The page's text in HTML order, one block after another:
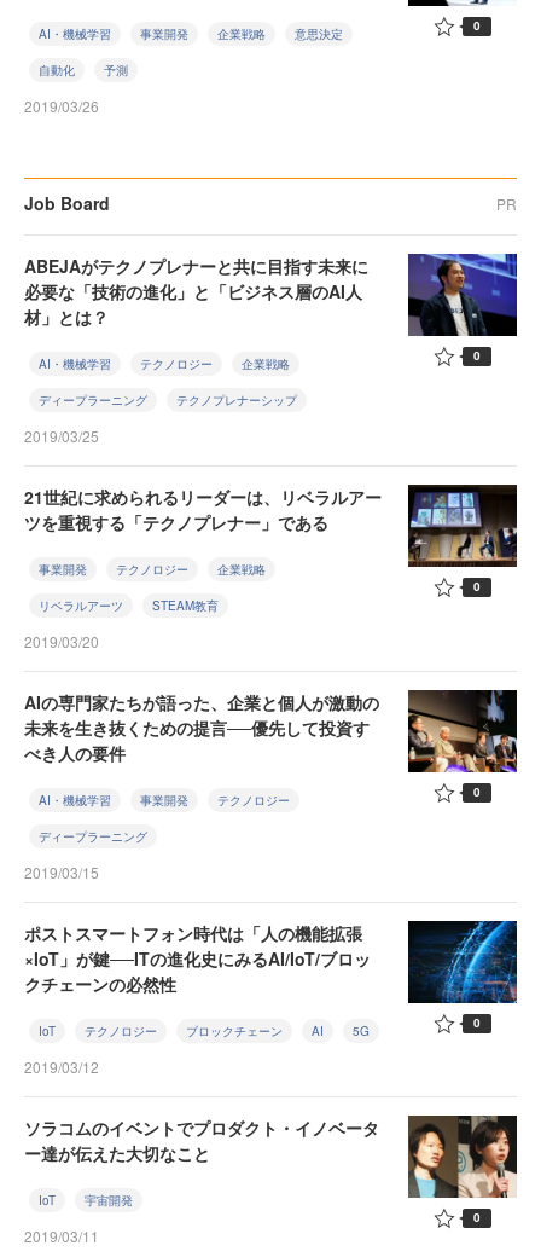
AI・機械学習 事業開発 企業戦略 意思決定
自動化 予測
2019/03/26
0
Job Board PR
ABEJAがテクノプレナーと共に目指す未来に
必要な「技術の進化」と「ビジネス層のAI人
材」とは？
AI・機械学習 テクノロジー 企業戦略
ディープラーニング テクノプレナーシップ
2019/03/25
0
21世紀に求められるリーダーは、リベラルアー
ツを重視する「テクノプレナー」である
事業開発 テクノロジー 企業戦略
リベラルアーツ STEAM教育
2019/03/20
0
AIの専門家たちが語った、企業と個人が激動の
未来を生き抜くための提言──優先して投資す
べき人の要件
AI・機械学習 事業開発 テクノロジー
ディープラーニング
2019/03/15
0
ポストスマートフォン時代は「人の機能拡張
×IoT」が鍵──ITの進化史にみるAI/IoT/ブロッ
クチェーンの必然性
IoT テクノロジー ブロックチェーン AI 5G
2019/03/12
0
ソラコムのイベントでプロダクト・イノベータ
ー達が伝えた大切なこと
IoT 宇宙開発
2019/03/11
0